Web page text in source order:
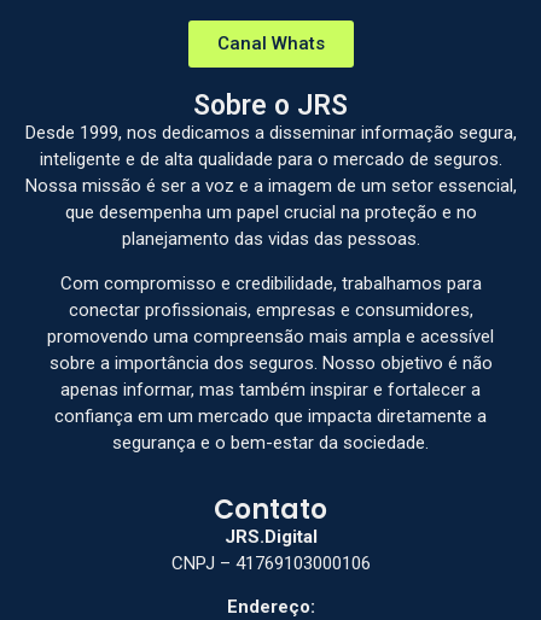
Canal Whats
Sobre o JRS
Desde 1999, nos dedicamos a disseminar informação segura,
inteligente e de alta qualidade para o mercado de seguros.
Nossa missão é ser a voz e a imagem de um setor essencial,
que desempenha um papel crucial na proteção e no
planejamento das vidas das pessoas.
Com compromisso e credibilidade, trabalhamos para
conectar profissionais, empresas e consumidores,
promovendo uma compreensão mais ampla e acessível
sobre a importância dos seguros. Nosso objetivo é não
apenas informar, mas também inspirar e fortalecer a
confiança em um mercado que impacta diretamente a
segurança e o bem-estar da sociedade.
Contato
JRS.Digital
CNPJ – 41769103000106
Endereço: